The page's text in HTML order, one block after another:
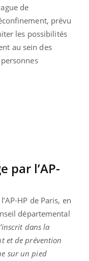
de
prévu
les possibilités
au sein des
par l’AP-
HP de Paris, en
départemental
dans la
et de prévention
sur un pied